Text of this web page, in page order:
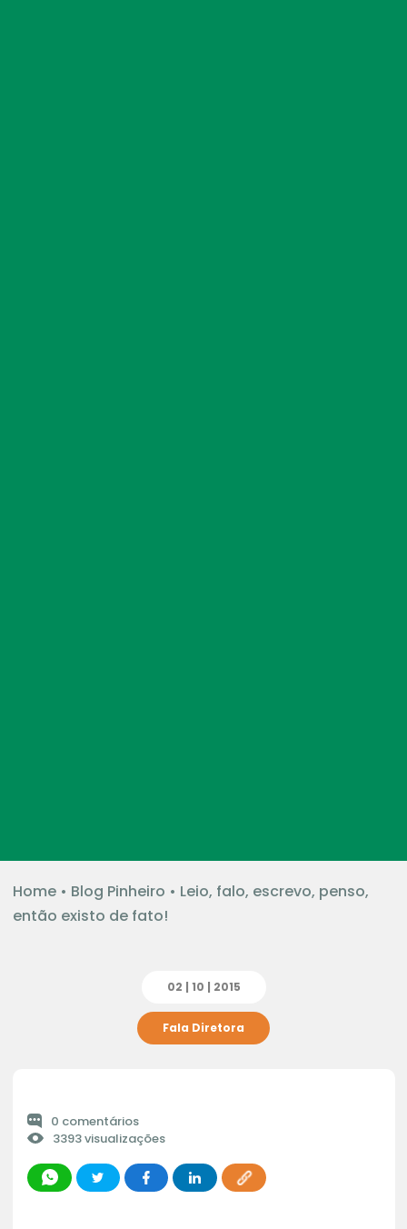
Home• Blog Pinheiro • Leio, falo, escrevo, penso,
então existo de fato!
02 | 10 | 2015
Fala Diretora
0 comentários
3393 visualizações